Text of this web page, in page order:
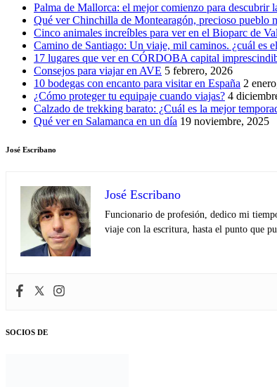
Palma de Mallorca: el mejor comienzo para descubrir
Qué ver Chinchilla de Montearagón, precioso pueblo
Cinco animales increíbles para ver en el Bioparc de
Camino de Santiago: Un viaje, mil caminos. ¿cuál es
17 lugares que ver en CÓRDOBA capital
Consejos para viajar en AVE 5 febrero, 2026
10 bodegas con encanto para visitar en España 2
¿Cómo proteger tu equipaje cuando viajas? 4
Calzado de trekking barato: ¿Cuál es la mejor
Qué ver en Salamanca en un día 19 noviembre, 2025
José Escribano
José Escribano
Funcionario de profesión, dedico mi
viaje con la escritura, hasta el punto que
SOCIOS DE